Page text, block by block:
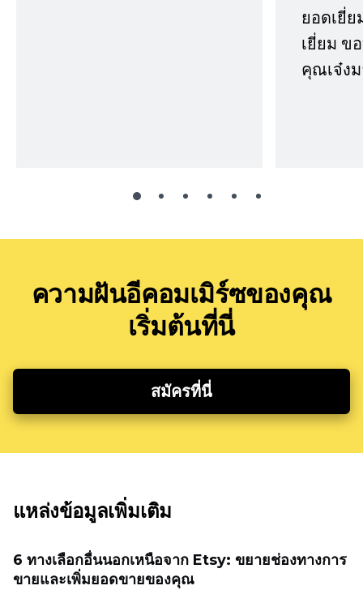
ยอดเยี่
เยี่ยม ข
คุณเจ๋ง
ความฝันอีคอมเมิร์ซของคุณ
เริ่มต้นที่นี่
สมัครที่นี่
แหล่งข้อมูลเพิ่มเติม
6 ทางเลือกอื่นนอกเหนือจาก Etsy: ขยายช่องทางการ
ขายและเพิ่มยอดขายของคุณ